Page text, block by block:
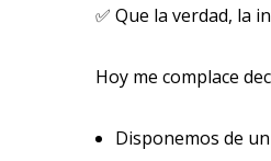
✅ Que la verdad, la
Hoy me complace
Disponemos de un